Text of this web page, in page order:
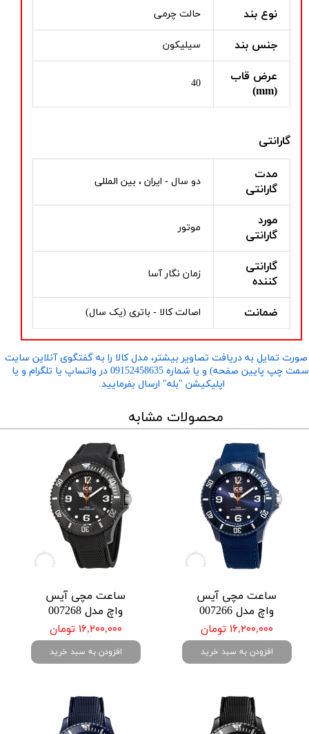
نوع بند حالت چرمی
جنس بند سیلیکون
عرض قاب
(mm)
40
گارانتی
مدت
گارانتی
دو سال - ایران ، بین المللی
مورد
گارانتی
موتور
گارانتی
کننده
زمان نگار آسا
ضمانت اصالت کالا - باتری (یک سال)
تمایل به دریافت تصاویر بیشتر، مدل کالا را به گفتگوی آنلاین سایت
​​​​​​​(سمت چپ پایین صفحه) و یا شماره 09152458635 در واتساپ یا تلگرام و یا
اپلیکیشن "بله" ارسال بفرمایید.
محصولات مشابه
ساعت مچی آیس
واچ مدل 007266
۱۶,۲۰۰,۰۰۰ تومان
افزودن به سبد خرید
ساعت مچی آیس
واچ مدل 007268
۱۶,۲۰۰,۰۰۰ تومان
افزودن به سبد خرید